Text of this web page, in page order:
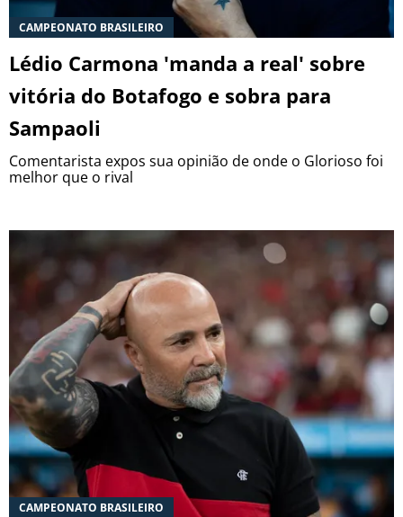
CAMPEONATO BRASILEIRO
Lédio Carmona 'manda a real' sobre
vitória do Botafogo e sobra para
Sampaoli
Comentarista expos sua opinião de onde o Glorioso foi
melhor que o rival
CAMPEONATO BRASILEIRO